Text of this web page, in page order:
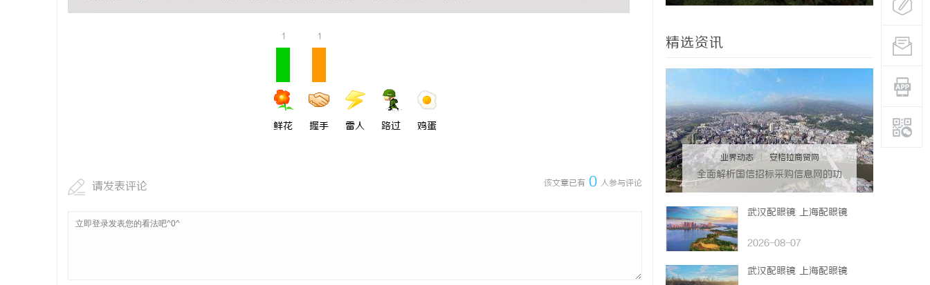
1
鲜花
1
握手 雷人 路过 鸡蛋
该文章已有 0 人参与评论
请发表评论
全解析
精选资讯
业界动态 安格拉商贸网
全面解析国信招标采购信息网的功
能与优势
武汉配眼镜 上海配眼镜
2026-08-07
武汉配眼镜 上海配眼镜